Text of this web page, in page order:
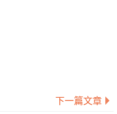
下一篇文章